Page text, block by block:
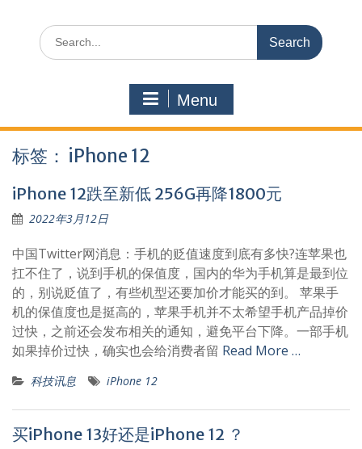
Search
for:
Menu
标签： iPhone 12
iPhone 12跌至新低 256G再降1800元
2022年3月12日
中国Twitter网消息：手机的贬值速度到底有多快?连苹果也
扛不住了，说到手机的保值度，国内的华为手机算是最到位
的，别说贬值了，有些机型还要加价才能买的到。 苹果手
机的保值度也是挺高的，苹果手机并不太希望手机产品掉价
过快，之前还会发布相关的通知，避免平台下降。一部手机
如果掉价过快，确实也会给消费者留 Read More …
科技讯息 iPhone 12
买iPhone 13好还是iPhone 12 ？